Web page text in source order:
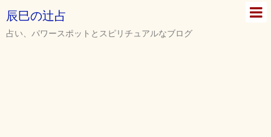
辰巳の辻占
占い、パワースポットとスピリチュアルなブログ